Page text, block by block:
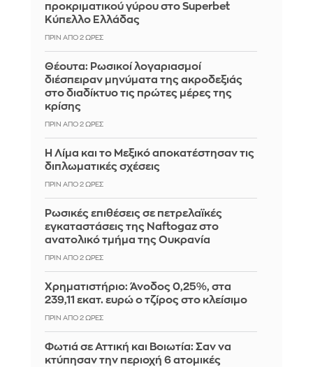
προκριματικού γύρου στο Superbet
Κύπελλο Ελλάδας
ΠΡΙΝ ΑΠΌ 2 ΏΡΕΣ
Θέουτα: Ρωσικοί λογαριασμοί
διέσπειραν μηνύματα της ακροδεξιάς
στο διαδίκτυο τις πρώτες μέρες της
κρίσης
ΠΡΙΝ ΑΠΌ 2 ΏΡΕΣ
Η Λίμα και το Μεξικό αποκατέστησαν τις
διπλωματικές σχέσεις
ΠΡΙΝ ΑΠΌ 2 ΏΡΕΣ
Ρωσικές επιθέσεις σε πετρελαϊκές
εγκαταστάσεις της Naftogaz στο
ανατολικό τμήμα της Ουκρανία
ΠΡΙΝ ΑΠΌ 2 ΏΡΕΣ
Χρηματιστήριο: Άνοδος 0,25%, στα
239,11 εκατ. ευρώ ο τζίρος στο κλείσιμο
ΠΡΙΝ ΑΠΌ 2 ΏΡΕΣ
Φωτιά σε Αττική και Βοιωτία: Σαν να
κτύπησαν την περιοχή 6 ατομικές